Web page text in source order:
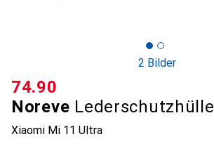
2 Bilder
Noreve Lederschutzhülle
Xiaomi Mi 11 Ultra
CHF
74.90